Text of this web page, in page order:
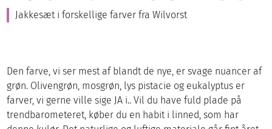
Jakkesæt i forskellige farver fra Wilvorst
Den farve, vi ser mest af blandt de nye, er svage nuancer af
grøn. Olivengrøn, mosgrøn, lys pistacie og eukalyptus er
farver, vi gerne ville sige JA i.. Vil du have fuld plade på
trendbarometeret, køber du en habit i linned, som har